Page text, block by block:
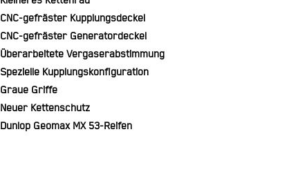
CNC-gefräster Kupplungsdeckel
CNC-gefräster Generatordeckel
Überarbeitete Vergaserabstimmung
Spezielle Kupplungskonfiguration
Graue Griffe
Neuer Kettenschutz
Dunlop Geomax MX 53-Reifen